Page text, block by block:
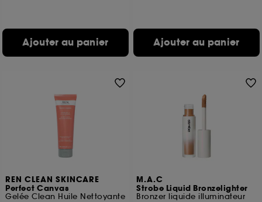
Ajouter au panier Ajouter au panier
REN CLEAN SKINCARE
Perfect Canvas
Gelée Clean Huile Nettoyante
M.A.C
Strobe Liquid Bronzelighter
Bronzer liquide illuminateur